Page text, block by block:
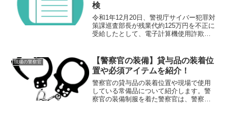
検
令和1年12月20日、警視庁サイバー犯罪対
策課巡査部長が残業代約125万円を不正に
受給したとして、電子計算機使用詐欺等
部長が実際には残業していないにもかか
わらず、...
現場の警察官
【警察官の装備】貸与品の装着位
置や必須アイテムを紹介！
警察官の貸与品の装着位置や現場で使用
している常備品について紹介します。警
察官の装備制服を着た警察官は、警察学